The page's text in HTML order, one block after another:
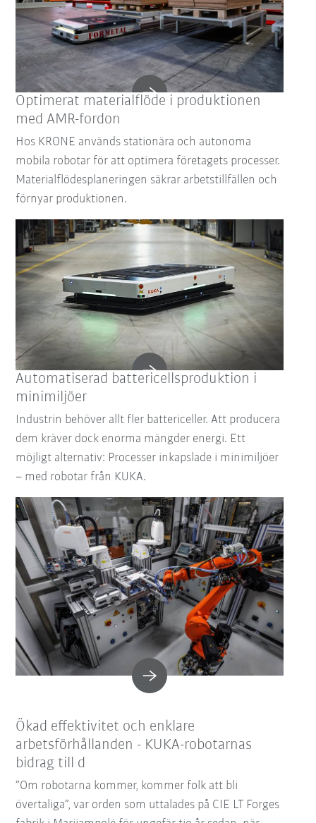
Optimerat materialflöde i produktionen
med AMR-fordon
Hos KRONE används stationära och autonoma
mobila robotar för att optimera företagets processer.
Materialflödesplaneringen säkrar arbetstillfällen och
förnyar produktionen.
Automatiserad battericellsproduktion i
minimiljöer
Industrin behöver allt fler battericeller. Att producera
dem kräver dock enorma mängder energi. Ett
möjligt alternativ: Processer inkapslade i minimiljöer
– med robotar från KUKA.
Ökad effektivitet och enklare
arbetsförhållanden - KUKA-robotarnas
bidrag till d
”Om robotarna kommer, kommer folk att bli
övertaliga”, var orden som uttalades på CIE LT Forges